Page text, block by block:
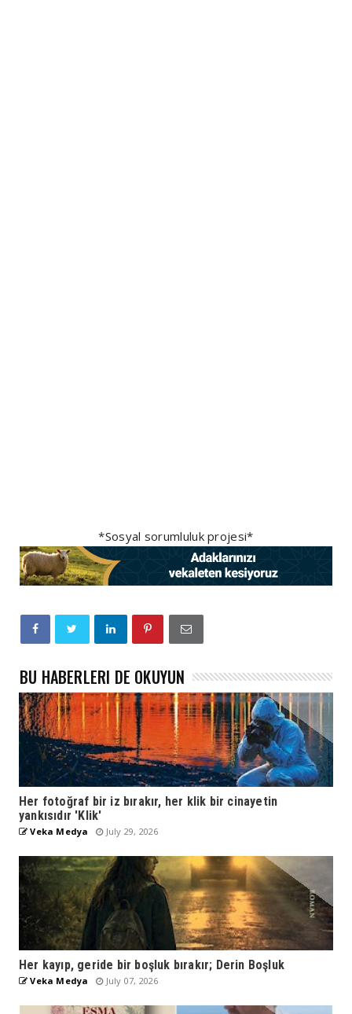
*Sosyal sorumluluk projesi*
BU HABERLERI DE OKUYUN
Her fotoğraf bir iz bırakır, her klik bir cinayetin
yankısıdır 'Klik'
Veka Medya July 29, 2026
Her kayıp, geride bir boşluk bırakır; Derin Boşluk
Veka Medya July 07, 2026